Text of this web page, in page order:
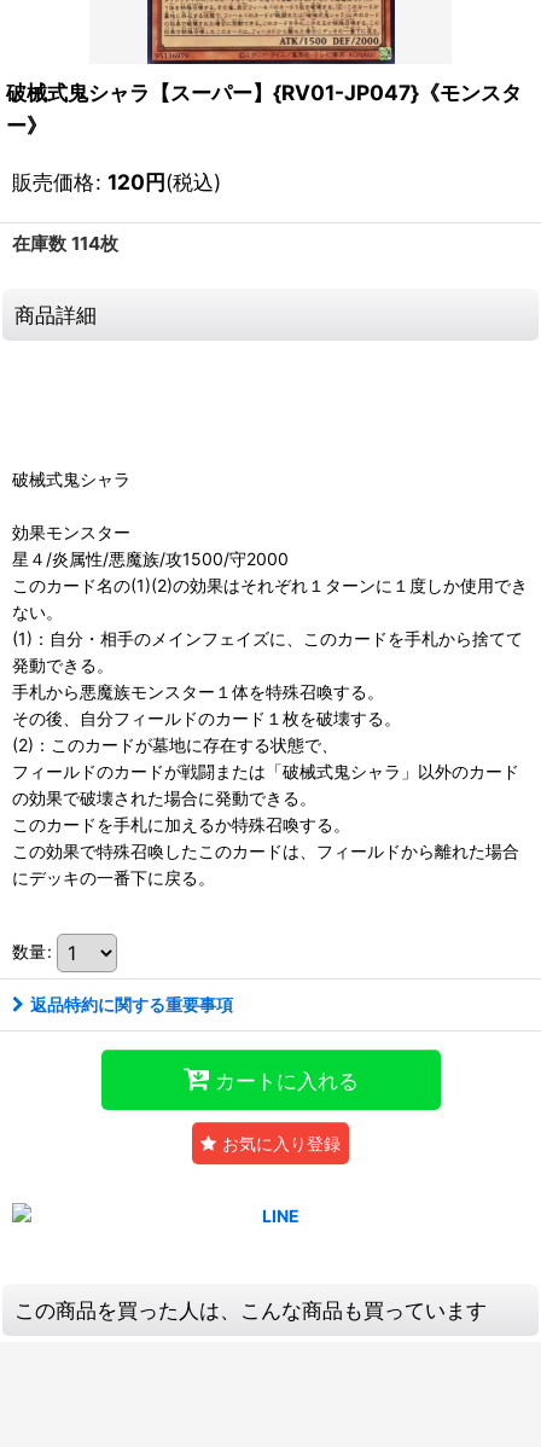
破械式鬼シャラ【スーパー】{RV01-JP047}《モンスタ
ー》
販売価格: 120円(税込)
在庫数 114枚
商品詳細
破械式鬼シャラ
効果モンスター
星４/炎属性/悪魔族/攻1500/守2000
このカード名の(1)(2)の効果はそれぞれ１ターンに１度しか使用でき
ない。
(1)：自分・相手のメインフェイズに、このカードを手札から捨てて
発動できる。
手札から悪魔族モンスター１体を特殊召喚する。
その後、自分フィールドのカード１枚を破壊する。
(2)：このカードが墓地に存在する状態で、
フィールドのカードが戦闘または「破械式鬼シャラ」以外のカード
の効果で破壊された場合に発動できる。
このカードを手札に加えるか特殊召喚する。
この効果で特殊召喚したこのカードは、フィールドから離れた場合
にデッキの一番下に戻る。
数量:
返品特約に関する重要事項
カートに入れる
お気に入り登録
この商品を買った人は、こんな商品も買っています